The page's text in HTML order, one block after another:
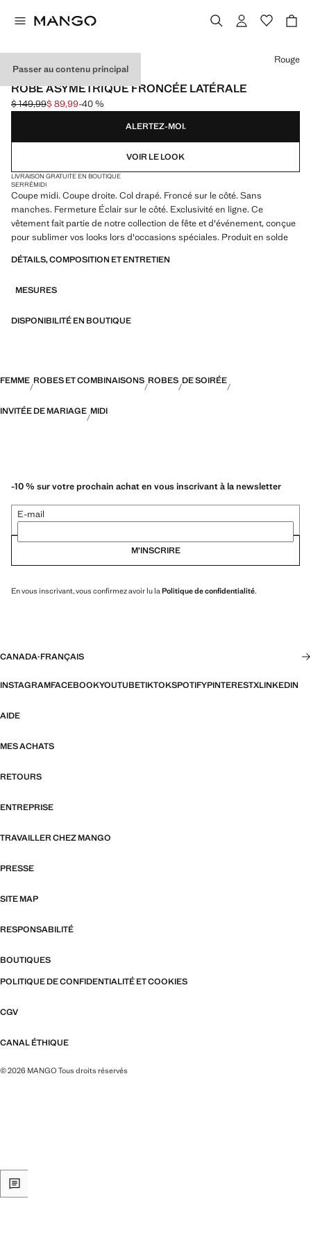
Passer au contenu principal
EXCLUSIVITÉ INTERNET
ROBE ASYMÉTRIQUE FRONCÉE LATÉRALE
Prix initial barré [$ 149,99 ]
$ 149,99
Prix actuel [$ 89,99 ]
$ 89,99-40 %
Choisissez une couleur
Rouge
ALERTEZ-MOI.
VOIR LE LOOK
LIVRAISON GRATUITE EN BOUTIQUE
SERRÉMIDI
Coupe midi. Coupe droite. Col drapé. Froncé sur le côté. Sans
manches. Fermeture Éclair sur le côté. Exclusivité en ligne. Ce
vêtement fait partie de notre collection de fête et d'événement, conçue
pour sublimer vos looks lors d'occasions spéciales. Produit en solde
DÉTAILS, COMPOSITION ET ENTRETIEN
MESURES
DISPONIBILITÉ EN BOUTIQUE
FEMME ROBES ET COMBINAISONS ROBES DE SOIRÉE
INVITÉE DE MARIAGE MIDI
-10 % sur votre prochain achat en vous inscrivant à la newsletter
E-mail
M’INSCRIRE
En vous inscrivant, vous confirmez avoir lu la Politique de confidentialité.
CANADA·FRANÇAIS
INSTAGRAMFACEBOOKYOUTUBETIKTOKSPOTIFYPINTERESTXLINKEDIN
AIDE
MES ACHATS
RETOURS
ENTREPRISE
TRAVAILLER CHEZ MANGO
PRESSE
SITE MAP
RESPONSABILITÉ
BOUTIQUES
POLITIQUE DE CONFIDENTIALITÉ ET COOKIES
CGV
CANAL ÉTHIQUE
© 2026 MANGO Tous droits réservés